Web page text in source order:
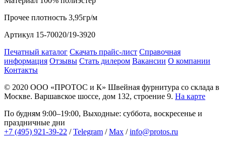
Прочее плотность 3,95гр/м
Артикул 15-70020/19-3920
Печатный каталог Скачать прайс-лист Справочная
информация Отзывы Стать дилером Вакансии О компании
Контакты
© 2020 ООО «ПРОТОС и К» Швейная фурнитура со склада в
Москве. Варшавское шоссе, дом 132, строение 9. На карте
По будням 9:00–19:00, Выходные: суббота, воскресенье и
праздничные дни
+7 (495) 921-39-22 /Telegram /Max /info@protos.ru